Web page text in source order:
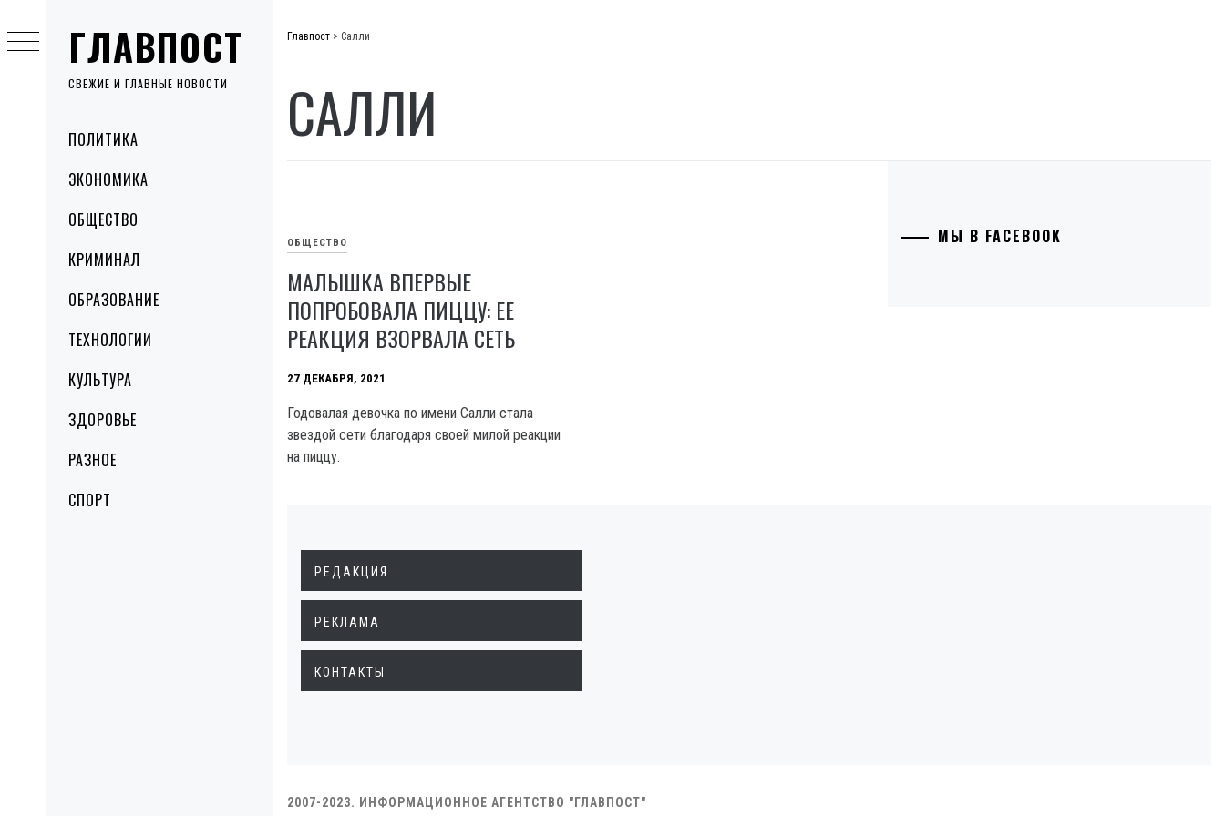
ГЛАВПОСТ
СВЕЖИЕ И ГЛАВНЫЕ НОВОСТИ
MenuПОЛИТИКА
ЭКОНОМИКА
ОБЩЕСТВО
КРИМИНАЛ
ОБРАЗОВАНИЕ
ТЕХНОЛОГИИ
КУЛЬТУРА
ЗДОРОВЬЕ
РАЗНОЕ
СПОРТ
to
content
Главпост > Салли
САЛЛИ
ОБЩЕСТВО
МАЛЫШКА ВПЕРВЫЕ
ПОПРОБОВАЛА ПИЦЦУ: ЕЕ
РЕАКЦИЯ ВЗОРВАЛА СЕТЬ
27 ДЕКАБРЯ, 2021
Годовалая девочка по имени Салли стала
звездой сети благодаря своей милой реакции
на пиццу.
МЫ В FACEBOOK
РЕДАКЦИЯ
РЕКЛАМА
КОНТАКТЫ
2007-2023. ИНФОРМАЦИОННОЕ АГЕНТСТВО "ГЛАВПОСТ"